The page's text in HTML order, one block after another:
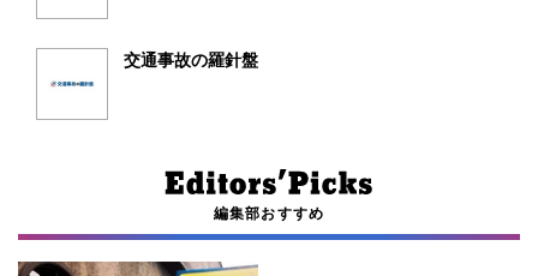
交通事故の羅針盤
編集部おすすめ